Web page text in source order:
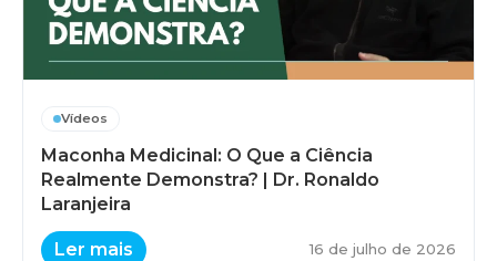
Vídeos
Maconha Medicinal: O Que a Ciência
Realmente Demonstra? | Dr. Ronaldo
Laranjeira
Ler mais 16 de julho de 2026